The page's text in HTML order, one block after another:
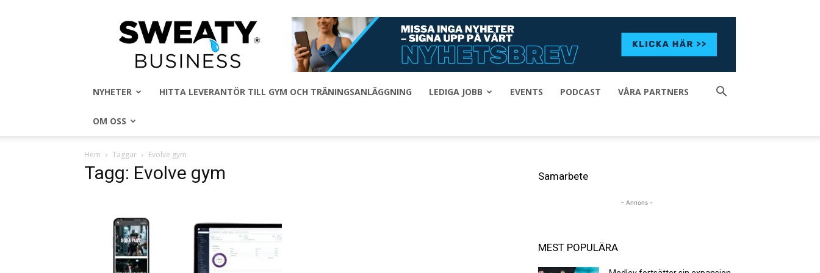
Sweaty
Business
NYHETER HITTA LEVERANTÖR TILL GYM OCH TRÄNINGSANLÄGGNING LEDIGA JOBB EVENTS PODCAST VÅRA PARTNERS
OM OSS
Hem Taggar Evolve gym
Tagg: Evolve gym Samarbete
- Annons -
MEST POPULÄRA